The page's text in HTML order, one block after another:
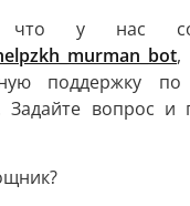
что у нас
,
поддержку
вопрос и